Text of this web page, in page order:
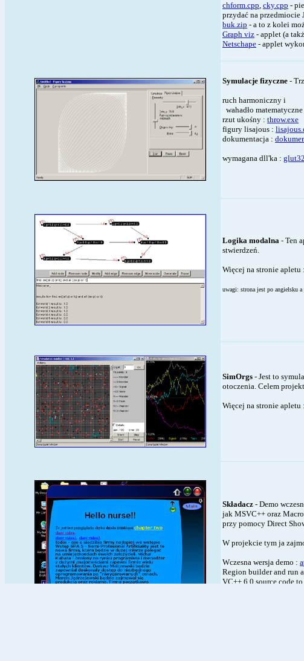
chform.cpp, cky.cpp -
przydać na przedmiocie
buk.zip - a to z kolei
Graph viz - applet (a
Netschape - applet
Symulacje fizyczne -
ruch harmoniczny i
wahadło matematyczne
rzut ukośny : throw.exe
figury lisajous :
dokumentacja :
wymagana dll'ka :
Logika modalna - Ten
stwierdzeń.
Więcej na stronie apletu :
uwagi: strona jest po angielsku a
SimOrgs - Jest to
otoczenia. Celem
Więcej na stronie apletu :
Składacz - Demo
jak MSVC++ oraz
przy pomocy Direct
W projekcie tym ja
Wczesna wersja demo :
Region builder and run
VC++ 6.0 source code